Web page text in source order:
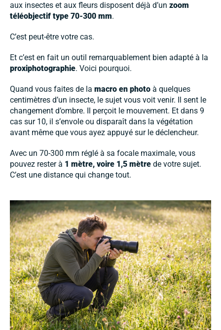
aux insectes et aux fleurs disposent déjà d’un zoom
téléobjectif type 70-300 mm.
C’est peut-être votre cas.
Et c’est en fait un outil remarquablement bien adapté à la
proxiphotographie. Voici pourquoi.
Quand vous faites de la macro en photo à quelques
centimètres d’un insecte, le sujet vous voit venir. Il sent le
changement d’ombre. Il perçoit le mouvement. Et dans 9
cas sur 10, il s’envole ou disparaît dans la végétation
avant même que vous ayez appuyé sur le déclencheur.
Avec un 70-300 mm réglé à sa focale maximale, vous
pouvez rester à 1 mètre, voire 1,5 mètre de votre sujet.
C’est une distance qui change tout.